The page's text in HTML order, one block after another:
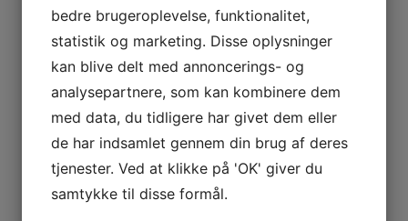
bedre brugeroplevelse, funktionalitet,
statistik og marketing. Disse oplysninger
kan blive delt med annoncerings- og
analysepartnere, som kan kombinere dem
med data, du tidligere har givet dem eller
de har indsamlet gennem din brug af deres
tjenester. Ved at klikke på 'OK' giver du
samtykke til disse formål.